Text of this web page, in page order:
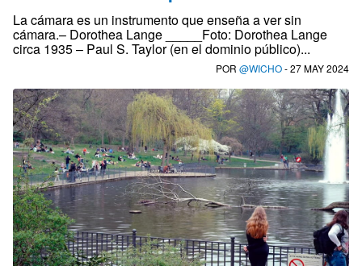
La cámara es un instrumento que enseña a ver sin
cámara.– Dorothea Lange _____Foto: Dorothea Lange
circa 1935 – Paul S. Taylor (en el dominio público)...
POR @WICHO- 27 MAY 2024